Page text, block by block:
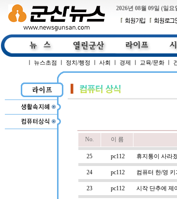
2026년 08월 09일 (일요
뉴스초점 정치/행정 사회 경제 교육/문화
No. 이 름
25 pc112 휴지통이 사라
24 pc112 컴퓨터 한/영
23 pc112 시작 단추에 제